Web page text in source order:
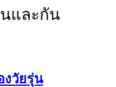
และกัน
งวัยรุ่น